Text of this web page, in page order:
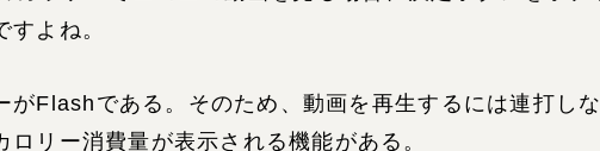
よね。
がFlashである。そのため、動画を再生するには連打し
リー消費量が表示される機能がある。